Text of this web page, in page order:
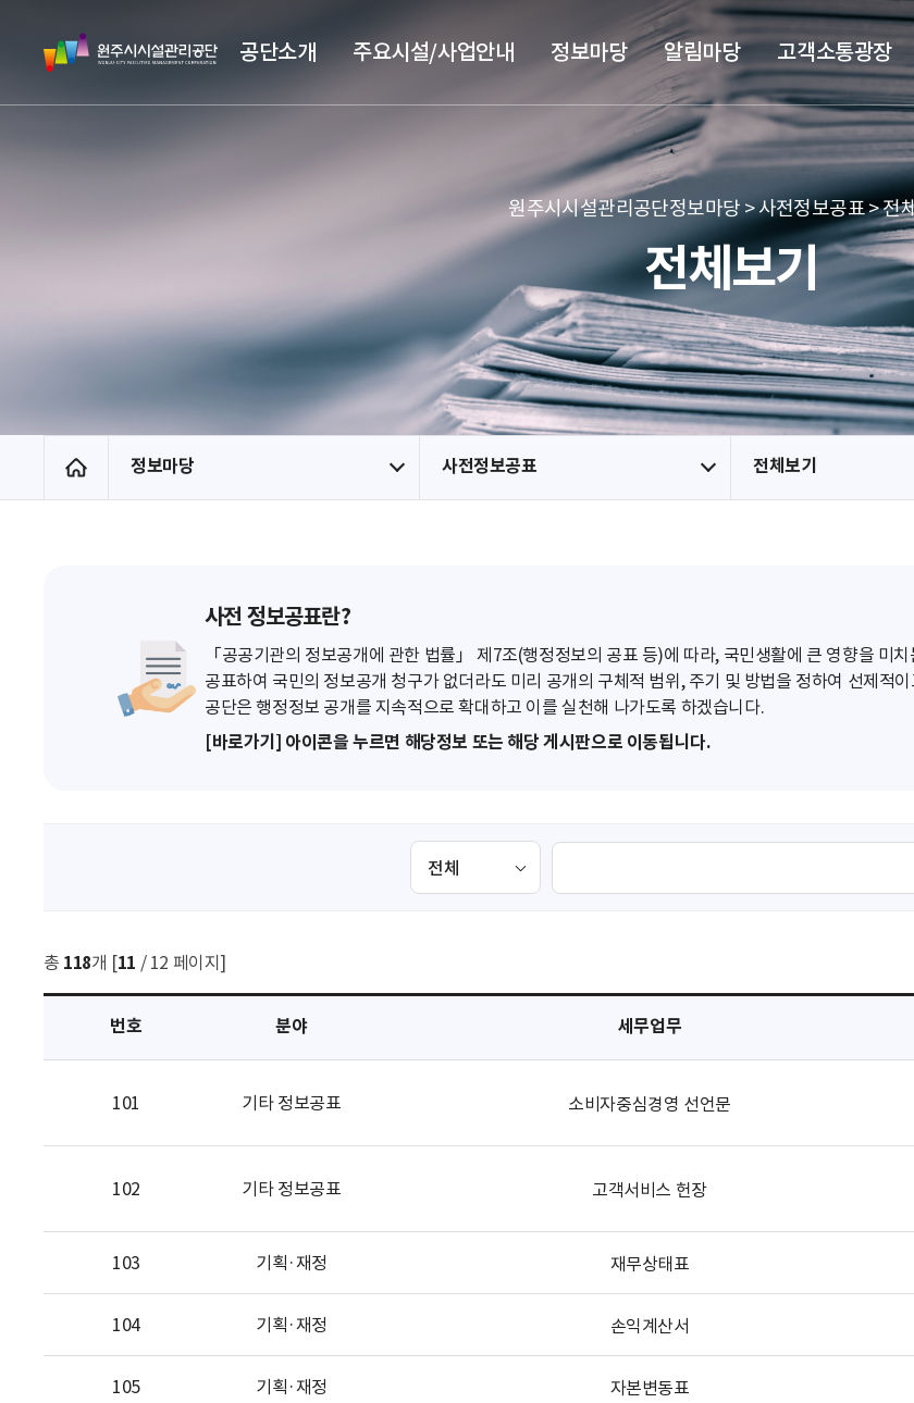
본문 바로가기
메뉴 바로가기
원
주
시
관
단
공단소개 주요시설/사업안내 정보마당 알림마당 고객소통광장
원주시시설관리공단정보마당 > 사전정보공표 > 전
전체보기
홈 정보마당 사전정보공표 전체보기
사전 정보공표란?
「공공기관의 정보공개에 관한 법률」 제7조(행정정보의 공표 등)에 따라, 국민생활에 큰 영향을 미
공표하여 국민의 정보공개 청구가 없더라도 미리 공개의 구체적 범위, 주기 및 방법을 정하여 선제적
공단은 행정정보 공개를 지속적으로 확대하고 이를 실천해 나가도록 하겠습니다.
[바로가기] 아이콘을 누르면 해당정보 또는 해당 게시판으로 이동됩니다.
검
총 118개 [11 / 12 페이지]
번호 분야 세무업무
101 기타 정보공표 소비자중심경영 선언문
102 기타 정보공표 고객서비스 헌장
103 기획·재정 재무상태표
104 기획·재정 손익계산서
105 기획·재정 자본변동표